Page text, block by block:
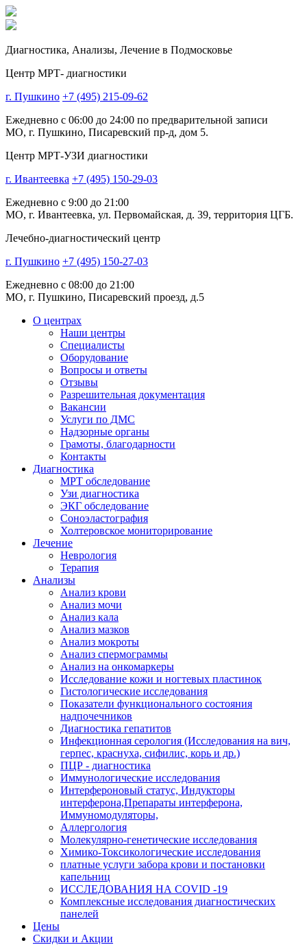
Диагностика, Анализы, Лечение в Подмосковье
Центр МРТ- диагностики
г. Пушкино +7 (495) 215-09-62
Ежедневно с 06:00 до 24:00 по предварительной записи
МО, г. Пушкино, Писаревский пр-д, дом 5.
Центр МРТ-УЗИ диагностики
г. Ивантеевка +7 (495) 150-29-03
Ежедневно с 9:00 до 21:00
МО, г. Ивантеевка, ул. Первомайская, д. 39, территория ЦГБ.
Лечебно-диагностический центр
г. Пушкино +7 (495) 150-27-03
Ежедневно с 08:00 до 21:00
МО, г. Пушкино, Писаревский проезд, д.5
О центрах
Наши центры
Специалисты
Оборудование
Вопросы и ответы
Отзывы
Разрешительная документация
Вакансии
Услуги по ДМС
Надзорные органы
Грамоты, благодарности
Контакты
Диагностика
МРТ обследование
Узи диагностика
ЭКГ обследование
Соноэластография
Холтеровское мониторирование
Лечение
Неврология
Терапия
Анализы
Анализ крови
Анализ мочи
Анализ кала
Анализ мазков
Анализ мокроты
Анализ спермограммы
Анализ на онкомаркеры
Исследование кожи и ногтевых пластинок
Гистологические исследования
Показатели функционального состояния
надпочечников
Диагностика гепатитов
Инфекционная серология (Исследования на вич,
герпес, краснуха, сифилис, корь и др.)
ПЦР - диагностика
Иммунологические исследования
Интерфероновый статус, Индукторы
интерферона,Препараты интерферона,
Иммуномодуляторы,
Аллергология
Молекулярно-генетические исследования
Химико-Токсикологические исследования
платные услуги забора крови и постановки
капельниц
ИССЛЕДОВАНИЯ НА COVID -19
Комплексные исследования диагностических
панелей
Цены
Скидки и Акции